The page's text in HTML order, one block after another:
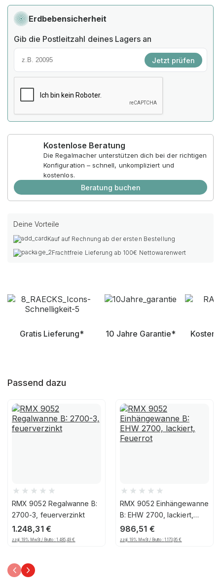
Erdbebensicherheit
Gib die Postleitzahl deines Lagers an
Jetzt prüfen
Kostenlose Beratung
Die Regalmacher unterstützen dich bei der richtigen
Konfiguration – schnell, unkompliziert und
kostenlos.
Beratung buchen
Deine Vorteile
Kauf auf Rechnung ab der ersten Bestellung
Frachtfreie Lieferung ab 100€ Nettowarenwert
Gratis Lieferung* 10 Jahre Garantie*
Passend dazu
RMX 9052 Regalwanne B:
2700-3, feuerverzinkt
1.248,31 €
zzgl. 19% MwSt / Brutto :1.485,49€
RMX 9052 Einhängewanne
B: EHW 2700, lackiert,
Feuerrot
986,51 €
zzgl. 19% MwSt / Brutto :1.173,95€